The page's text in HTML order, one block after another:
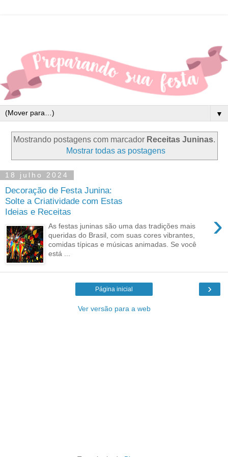
▼
Mostrando postagens com marcador Receitas Juninas.
Mostrar todas as postagens
18 julho 2024
Decoração de Festa Junina:
Solte a Criatividade com Estas
Ideias e Receitas
›
As festas juninas são uma das tradições mais
queridas do Brasil, com suas cores vibrantes,
comidas típicas e músicas animadas. Se você
está ...
›
Página inicial
Ver versão para a web